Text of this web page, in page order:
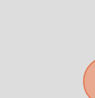
Solo los usamos